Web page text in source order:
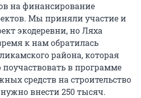
на финансирование
Мы приняли участие и
экодеревни, но Ляха
к нам обратилась
района, которая
в программе
средств на строительство
нужно внести 250 тысяч.